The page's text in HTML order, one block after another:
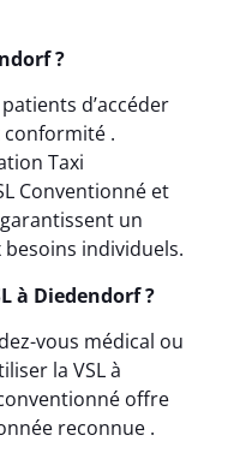
?
d’accéder
.
Taxi
Conventionné et
un
individuels.
à Diedendorf ?
vous médical ou
la VSL à
offre
reconnue .